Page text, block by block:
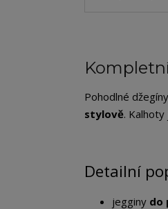
Pohodlné
stylově.
Detailní
jegginy do